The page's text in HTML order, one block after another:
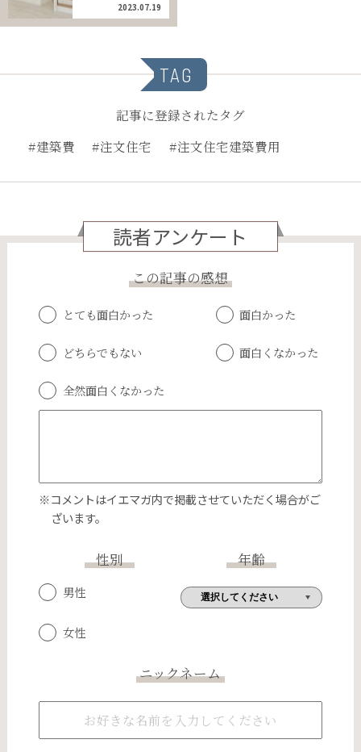
2023.07.19
TAG
記事に登録されたタグ
#建築費
#注文住宅 #注文住宅建築費用
読者アンケート
この記事の感想
とても面白かった 面白かった
どちらでもない 面白くなかった
全然面白くなかった
※コメントはイエマガ内で掲載させていただく場合がご
ざいます。
性別
男性
女性
年齢
ニックネーム